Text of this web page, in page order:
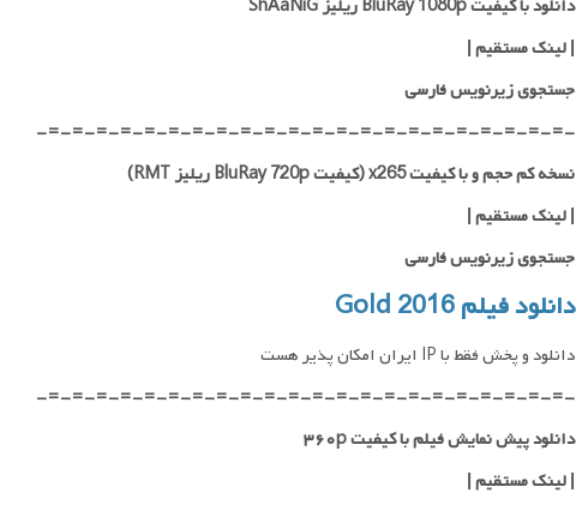
دانلود با کیفیت BluRay 1080p ریلیز ShAaNiG
|لینک مستقیم|
جستجوی زیرنویس فارسی
-=-=-=-=-=-=-=-=-=-=-=-=-=-=-=-=-=-=-=-=-=-=-
نسخه کم حجم و با کیفیت x265 (کیفیت BluRay 720p ریلیز RMT)
| لینک مستقیم |
جستجوی زیرنویس فارسی
دانلود فیلم Gold 2016
دانلود و پخش فقط با IP ایران امکان پذیر هست
-=-=-=-=-=-=-=-=-=-=-=-=-=-=-=-=-=-=-=-=-=-=-
دانلود پیش نمایش فیلم با کیفیت ۳۶۰p
|لینک مستقیم|